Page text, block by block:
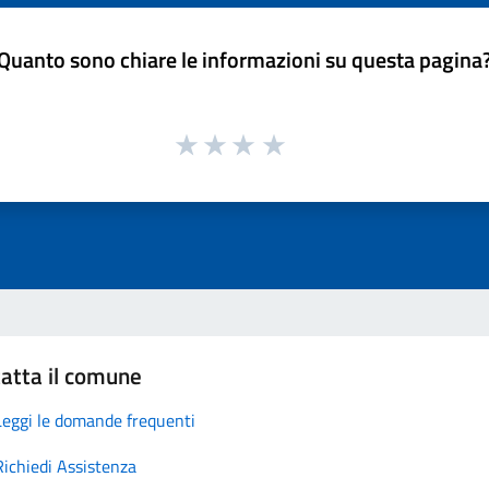
sono chiare le informazioni su questa
il comune
le domande frequenti
Assistenza